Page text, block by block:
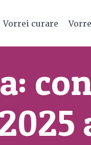
Vorrei curare